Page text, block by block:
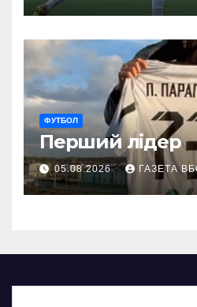
ФУТБОЛ
Перший лідер
05.08.2026 ГАЗЕТА